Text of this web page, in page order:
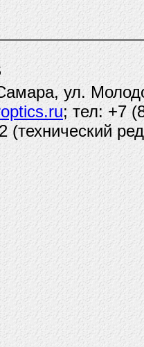
ул.
; тел: +7
(технический